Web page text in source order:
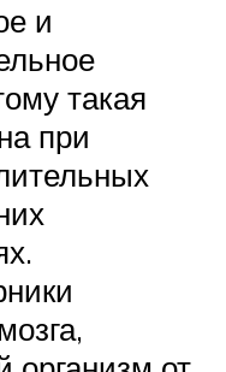
и
такая
при